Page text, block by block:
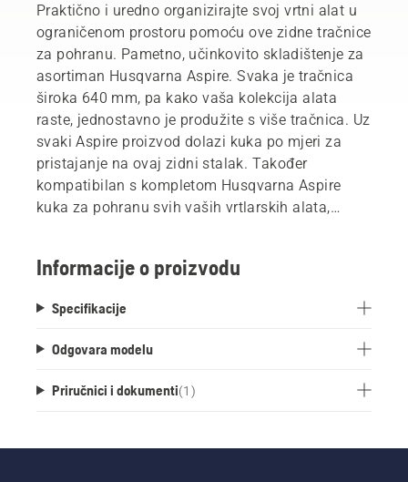
Praktično i uredno organizirajte svoj vrtni alat u
ograničenom prostoru pomoću ove zidne tračnice
za pohranu. Pametno, učinkovito skladištenje za
asortiman Husqvarna Aspire. Svaka je tračnica
široka 640 mm, pa kako vaša kolekcija alata
raste, jednostavno je produžite s više tračnica. Uz
svaki Aspire proizvod dolazi kuka po mjeri za
pristajanje na ovaj zidni stalak. Također
kompatibilan s kompletom Husqvarna Aspire
kuka za pohranu svih vaših vrtlarskih alata,
montiranje tračnice s čistim završnim izgledom.
Informacije o proizvodu
Specifikacije
Odgovara modelu
Priručnici i dokumenti(1 )